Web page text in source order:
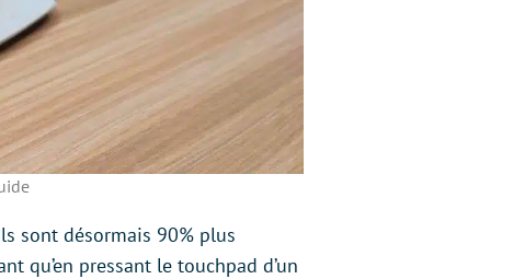
sont désormais 90% plus
qu’en pressant le touchpad d’un